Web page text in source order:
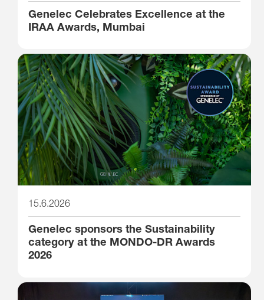
Genelec Celebrates Excellence at the
IRAA Awards, Mumbai
15.6.2026
Genelec sponsors the Sustainability
category at the MONDO-DR Awards
2026